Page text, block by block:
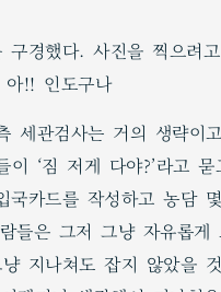
경했다. 사진을 찍으려
!! 인도구나
세관검사는 거의 생략이
‘짐 저게 다야?’라고
카드를 작성하고 농담
들은 그저 그냥 자유롭게
지나쳐도 잡지 않았을